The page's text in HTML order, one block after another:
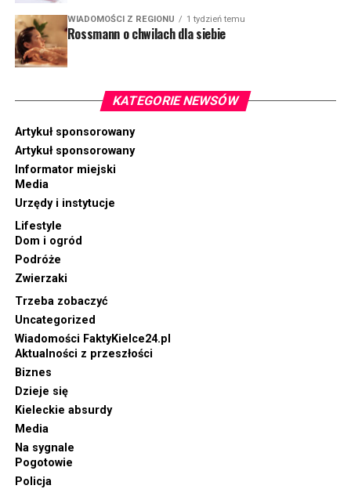
WIADOMOŚCI Z REGIONU 1 tydzień temu
Rossmann o chwilach dla siebie
KATEGORIE NEWSÓW
Artykuł sponsorowany
Artykuł sponsorowany
Informator miejski
Media
Urzędy i instytucje
Lifestyle
Dom i ogród
Podróże
Zwierzaki
Trzeba zobaczyć
Uncategorized
Wiadomości FaktyKielce24.pl
Aktualności z przeszłości
Biznes
Dzieje się
Kieleckie absurdy
Media
Na sygnale
Pogotowie
Policja